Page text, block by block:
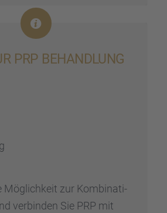
PRP BEHAND­LUNG
Möglich­keit zur Kombi­na­ti­
verbin­den Sie PRP mit